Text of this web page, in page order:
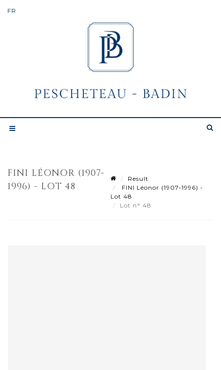
FINI LÉONOR (1907-
1996) - LOT 48
Result
FINI Léonor (1907-1996) -
Lot 48
Lot n° 48